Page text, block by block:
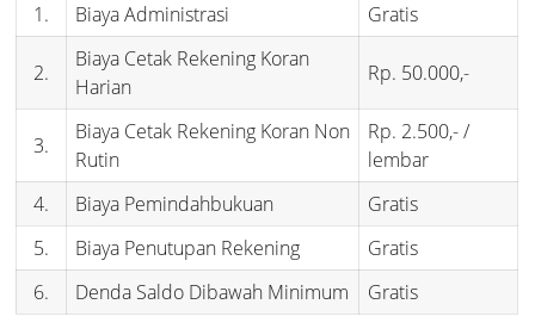
1.
Biaya Administrasi Gratis
2.
Biaya Cetak Rekening Koran
Harian
Rp. 50.000,-
3.
Biaya Cetak Rekening Koran Non
Rutin
Rp. 2.500,- /
lembar
4.
Biaya Pemindahbukuan
Gratis
5.
Biaya Penutupan Rekening
Gratis
6.
Denda Saldo Dibawah Minimum Gratis